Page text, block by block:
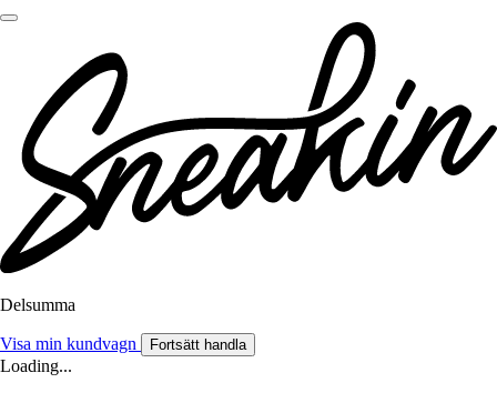
Delsumma
Visa min kundvagn Fortsätt handla
Loading...